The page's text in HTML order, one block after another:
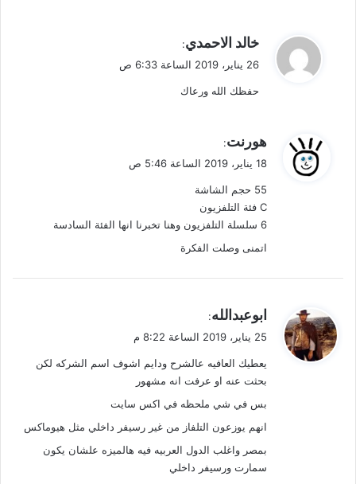
ي
ق
ل
خالد الاحمدي:
26 يناير، 2019 الساعة 6:33 ص
حفظك الله ورعاك
ي
ق
ل
هورنت:
18 يناير، 2019 الساعة 5:46 ص
55 حجم الشاشة
C فئة التلفزيون
6 سلسلة التلفزيون وهنا تخبرنا انها الفئة السادسة
اتمنى وصلت الفكرة
ي
ق
ل
ابوعبدالله:
25 يناير، 2019 الساعة 8:22 م
يعطيك العافيه عالشرح ودايم اشوف اسم الشركه لكن
بحثت عنه او عرفت انه مشهور
بس في شي ملحظه في اكس سايت
انهم يوزعون التلفاز من غير رسيفر داخلي مثل هيوماكس
بمصر واغلب الدول العربيه فيه هالميزه علشان يكون
سمارت ورسيفر داخلي